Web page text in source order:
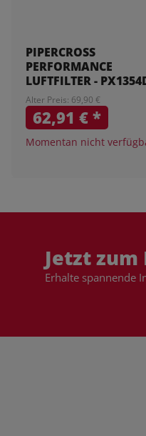
PIPERCROSS
PERFORMANCE
LUFTFILTER -
Alter Preis: 69,90 €
62,91 €*
Momentan nicht
Jetzt
Erhalte spannende